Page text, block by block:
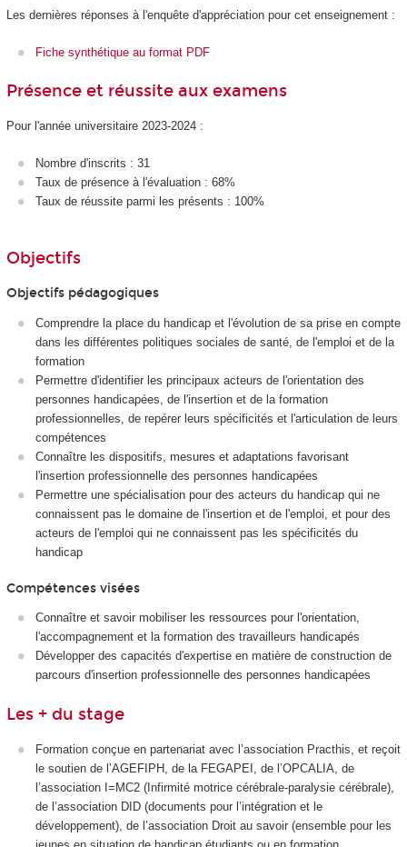
Les dernières réponses à l'enquête d'appréciation pour cet enseignement :
Fiche synthétique au format PDF
Présence et réussite aux examens
Pour l'année universitaire 2023-2024 :
Nombre d'inscrits : 31
Taux de présence à l'évaluation : 68%
Taux de réussite parmi les présents : 100%
Objectifs
Objectifs pédagogiques
Comprendre la place du handicap et l'évolution de sa prise en compte
dans les différentes politiques sociales de santé, de l'emploi et de la
formation
Permettre d'identifier les principaux acteurs de l'orientation des
personnes handicapées, de l'insertion et de la formation
professionnelles, de repérer leurs spécificités et l'articulation de leurs
compétences
Connaître les dispositifs, mesures et adaptations favorisant
l'insertion professionnelle des personnes handicapées
Permettre une spécialisation pour des acteurs du handicap qui ne
connaissent pas le domaine de l'insertion et de l'emploi, et pour des
acteurs de l'emploi qui ne connaissent pas les spécificités du
handicap
Compétences visées
Connaître et savoir mobiliser les ressources pour l'orientation,
l'accompagnement et la formation des travailleurs handicapés
Développer des capacités d'expertise en matière de construction de
parcours d'insertion professionnelle des personnes handicapées
Les + du stage
Formation conçue en partenariat avec l’association Practhis, et reçoit
le soutien de l’AGEFIPH, de la FEGAPEI, de l’OPCALIA, de
l’association I=MC2 (Infirmité motrice cérébrale-paralysie cérébrale),
de l’association DID (documents pour l’intégration et le
développement), de l’association Droit au savoir (ensemble pour les